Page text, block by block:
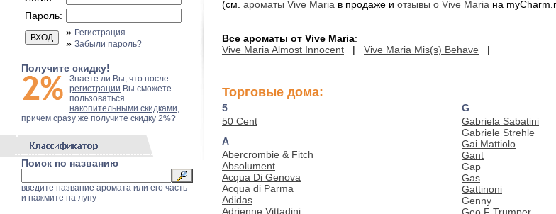
Пароль:
» Регистрация
» Забыли пароль?
Получите скидку!
Знаете ли Вы, что после
регистрации Вы сможете
пользоваться
накопительными скидками,
причем сразу же получите скидку 2%?
Поиск по названию
введите название аромата или его часть
и нажмите на лупу
(см. ароматы Vive Maria в продаже и отзывы о Vive Maria на
Все ароматы от Vive Maria:
Vive Maria Almost Innocent | Vive Maria Mis(s) Behave |
Торговые дома:
5
50 Cent
A
Abercrombie & Fitch
Absolument
Acqua Di Genova
Acqua di Parma
Adidas
Adrienne Vittadini
G
Gabriela Sabatini
Gabriele Strehle
Gai Mattiolo
Gant
Gap
Gas
Gattinoni
Genny